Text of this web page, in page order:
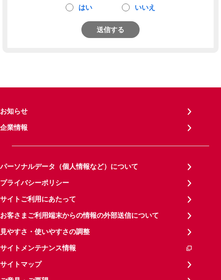
はい いいえ
送信する
お知らせ
企業情報
パーソナルデータ（個人情報など）について
プライバシーポリシー
サイトご利用にあたって
お客さまご利用端末からの情報の外部送信について
見やすさ・使いやすさの調整
サイトメンテナンス情報
サイトマップ